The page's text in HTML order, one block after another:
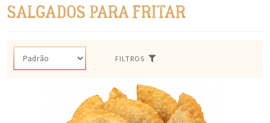
SALGADOS PARA FRITAR
FILTROS